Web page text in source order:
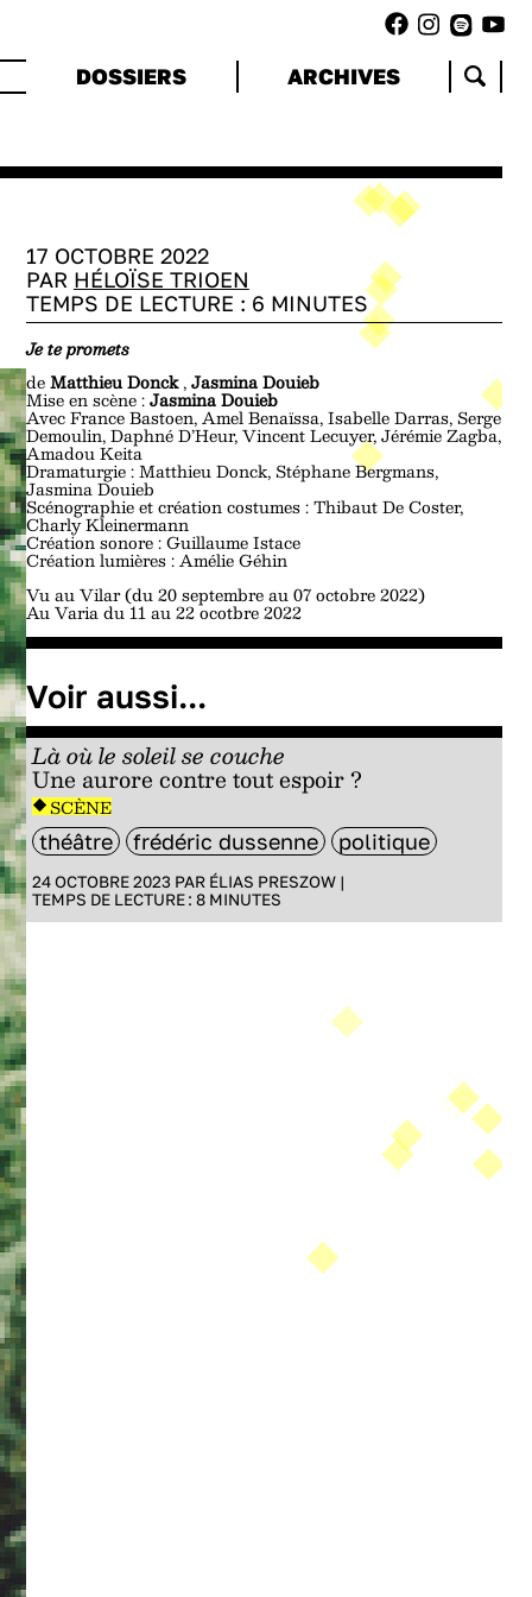
DOSSIERS ARCHIVES
17 OCTOBRE 2022
PAR HÉLOÏSE TRIOEN
TEMPS DE LECTURE : 6 MINUTES
Je te promets
deMatthieu Donck,Jasmina Douieb
Mise en scène :Jasmina Douieb
AvecFrance Bastoen, Amel Benaïssa, Isabelle Darras, Serge
Demoulin, Daphné D’Heur, Vincent Lecuyer, Jérémie Zagba,
Amadou Keita
Dramaturgie :Matthieu Donck, Stéphane Bergmans,
Jasmina Douieb
Scénographie et création costumes :Thibaut De Coster,
Charly Kleinermann
Création sonore :Guillaume Istace
Création lumières :Amélie Géhin
Vu au Vilar (du 20 septembre au 07 octobre 2022)
Au Varia du 11 au 22 ocotbre 2022
Voir aussi...
Là où le soleil se couche
Une aurore contre tout espoir ?
SCÈNE
théâtre frédéric dussenne politique
24 OCTOBRE 2023 PAR ÉLIAS PRESZOW|
TEMPS DE LECTURE : 8MINUTES